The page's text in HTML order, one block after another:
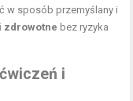
w sposób przemyślany i
zdrowotne bez ryzyka
i